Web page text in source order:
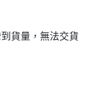
貨量，無法交貨